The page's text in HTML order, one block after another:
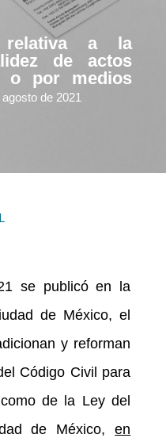
relativa a la
de actos
o por medios
de 2021
se publicó en la
de México, el
y reforman
Código Civil para
de la Ley del
de México,en